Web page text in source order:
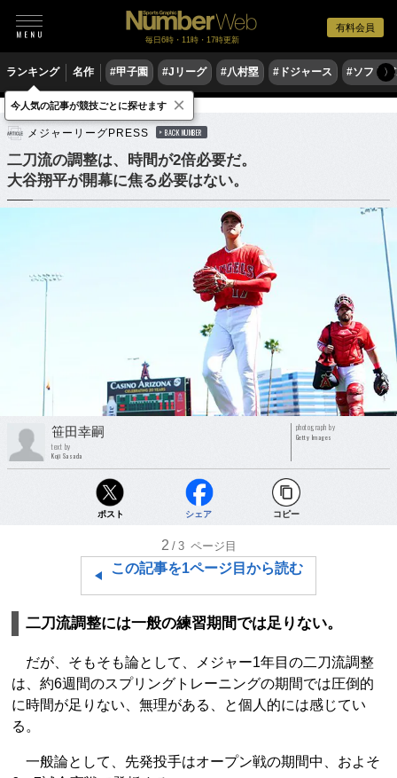
有料会員
毎日6時・11時・17時更新
ランキング 名作 #甲子園 #Jリーグ #八村塁 #ドジャース #ソフト〉
野球 MLB
メジャーリーグPRESS BACK NUMBER
二刀流の調整は、時間が2倍必要だ。
大谷翔平が開幕に焦る必要はない。
笹田幸嗣
text by
Koji Sasada
photograph by
Getty Images
ポスト シェア コピー
2 /3 ページ目
この記事を1ページ目から読む
二刀流調整には一般の練習期間では足りない。
だが、そもそも論として、メジャー1年目の二刀流調整
は、約6週間のスプリングトレーニングの期間では圧倒的
に時間が足りない、無理がある、と個人的には感じてい
る。
一般論として、先発投手はオープン戦の期間中、およそ
今人気の記事が競技ごとに探せます ×